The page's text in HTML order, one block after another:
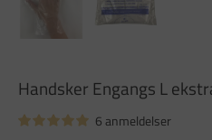
Handsker Engangs L
6 anmeldelser